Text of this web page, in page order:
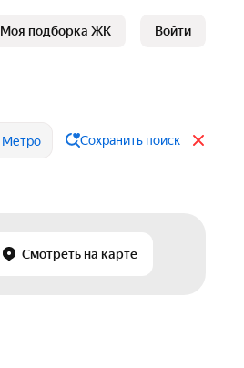
Моя подборка ЖК Войти
Метро Сохранить поиск
Смотреть на карте